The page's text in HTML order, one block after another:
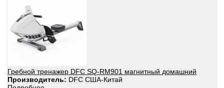
Гребной тренажер DFC SQ-RM901 магнитный домашний
Производитель: DFC США-Китай